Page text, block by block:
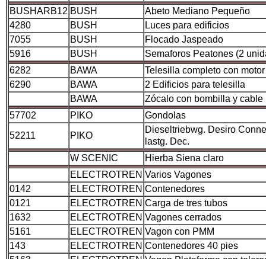
BUSHARB12 BUSH
Abeto Mediano Pequeño
4280
BUSH
Luces para edificios
7055
BUSH
Flocado Jaspeado
5916
BUSH
Semaforos Peatones (2
6282
BAWA
Telesilla completo con motor
6290
BAWA
2 Edificios para telesilla
BAWA
Zócalo con bombilla y cable
57702
PIKO
Gondolas
52211
PIKO
Dieseltriebwg. Desiro
lastg. Dec.
W SCENIC
Hierba Siena claro
ELECTROTREN Varios Vagones
0142
ELECTROTREN Contenedores
0121
ELECTROTREN Carga de tres tubos
1632
ELECTROTREN Vagones cerrados
5161
ELECTROTREN Vagon con PMM
143
ELECTROTREN Contenedores 40 pies